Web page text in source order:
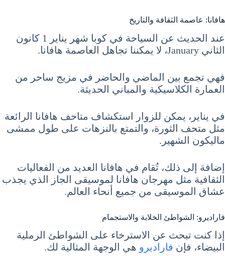
هافانا: عاصمة الثقافة والتاريخ
عند الحديث عن السياحة في كوبا شهر يناير 1 كانون
الثاني January، لا يمكننا تجاهل العاصمة هافانا.
فهي تجمع بين الماضي والحاضر في مزيج ساحر من
العمارة الكلاسيكية والمباني الحديثة.
في يناير، يمكن للزوار استكشاف متاحف هافانا الرائعة
مثل متحف الثورة، والتمتع بالنزهات على طول ممشى
ماليكون الشهير.
إضافة إلى ذلك، تُقام في هافانا العديد من الفعاليات
الثقافية مثل مهرجان هافانا لموسيقى الجاز الذي يجذب
عشاق الموسيقى من جميع أنحاء العالم.
فاراديرو: الشواطئ الخلابة والاستجمام
إذا كنت تبحث عن الاسترخاء على الشواطئ الرملية
البيضاء، فإن فاراديرو هي الوجهة المثالية لك.